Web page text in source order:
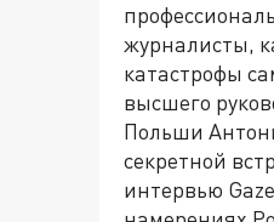
журналисты,
катастрофы
высшего
Польши
секретной
интервью